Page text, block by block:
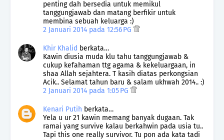
penting dah bersedia untuk memikul
tanggungjawab dan matang berfikir untuk
membina sebuah keluarga :)
2 Januari 2014 pada 12:56 PG
Khir Khalid berkata…
Kawin diusia muda klu tahu tanggungjawab &
cukup kefahaman ttg agama & kekeluargaan, in
shaa Allah sejahtera. T kasih diatas perkongsian
Acik.. Selamat tahun baru & salam ukhwah 2014.. :)
2 Januari 2014 pada 1:05 PG
Kenari Putih berkata…
Yela u ur 21 kawin memang banyak dugaan. Tak
ramai yang survive kalau berkahwin pada usia tu..
Tapi this one really survivor. Tu pon ada kata tadi